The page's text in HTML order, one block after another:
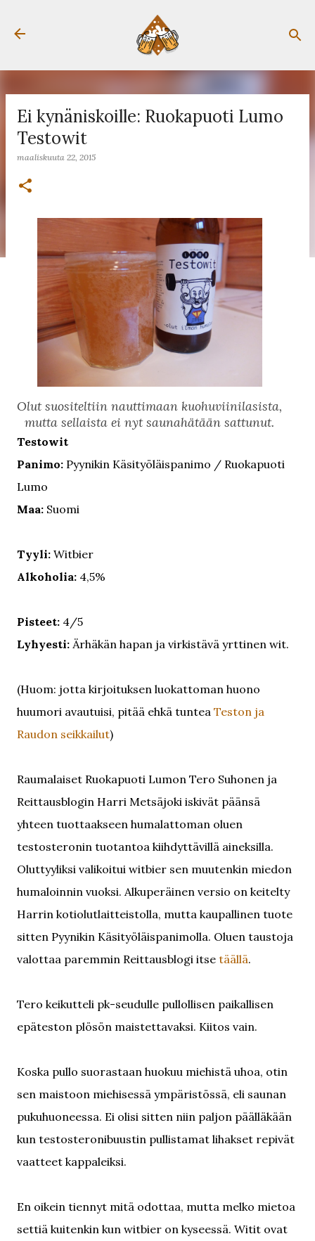
Siirry pääsisältöön
Ei kynäniskoille: Ruokapuoti Lumo
Testowit
maaliskuuta 22, 2015
Olut suositeltiin nauttimaan kuohuviinilasista,
mutta sellaista ei nyt saunahätään sattunut.
Testowit
Panimo: Pyynikin Käsityöläispanimo / Ruokapuoti
Lumo
Maa: Suomi
Tyyli: Witbier
Alkoholia: 4,5%
Pisteet: 4/5
Lyhyesti: Ärhäkän hapan ja virkistävä yrttinen wit.
(Huom: jotta kirjoituksen luokattoman huono
huumori avautuisi, pitää ehkä tuntea Teston ja
Raudon seikkailut)
Raumalaiset Ruokapuoti Lumon Tero Suhonen ja
Reittausblogin Harri Metsäjoki iskivät päänsä
yhteen tuottaakseen humalattoman oluen
testosteronin tuotantoa kiihdyttävillä aineksilla.
Oluttyyliksi valikoitui witbier sen muutenkin miedon
humaloinnin vuoksi. Alkuperäinen versio on keitelty
Harrin kotiolutlaitteistolla, mutta kaupallinen tuote
sitten Pyynikin Käsityöläispanimolla. Oluen taustoja
valottaa paremmin Reittausblogi itse täällä.
Tero keikutteli pk-seudulle pullollisen paikallisen
epäteston plösön maistettavaksi. Kiitos vain.
Koska pullo suorastaan huokuu miehistä uhoa, otin
sen maistoon miehisessä ympäristössä, eli saunan
pukuhuoneessa. Ei olisi sitten niin paljon päälläkään
kun testosteronibuustin pullistamat lihakset repivät
vaatteet kappaleiksi.
En oikein tiennyt mitä odottaa, mutta melko mietoa
settiä kuitenkin kun witbier on kyseessä. Witit ovat